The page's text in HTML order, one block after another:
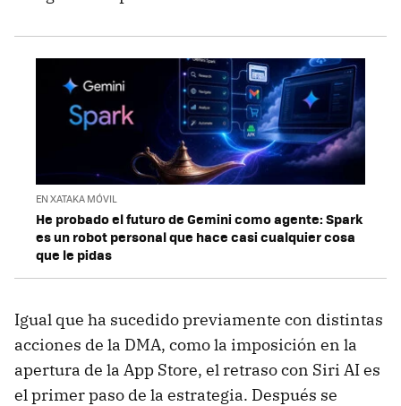
EN XATAKA MÓVIL
He probado el futuro de Gemini como agente: Spark
es un robot personal que hace casi cualquier cosa
que le pidas
Igual que ha sucedido previamente con distintas
acciones de la DMA, como la imposición en la
apertura de la App Store, el retraso con Siri AI es
el primer paso de la estrategia. Después se